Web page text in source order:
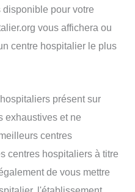
pour votre
vous affichera ou
centre hospitalier le plus
présent sur
exhaustives et ne
centres
centres hospitaliers à titre
de vous mettre